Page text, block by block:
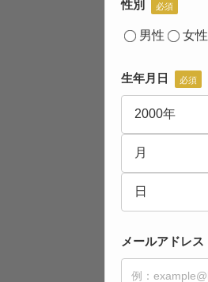
性別 必須
男性 女性
生年月日 必須
メールアドレス